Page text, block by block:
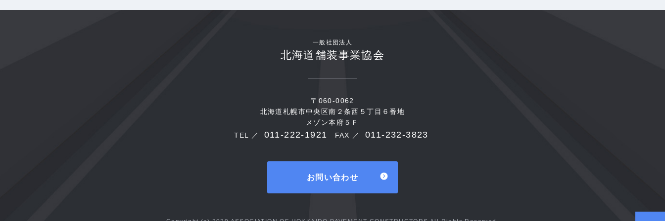
一般社団法人
北海道舗装事業協会
〒060-0062
北海道札幌市中央区南２条西５丁目６番地
メゾン本府５Ｆ
TEL ／
011-222-1921 FAX ／ 011-232-3823
お問い合わせ